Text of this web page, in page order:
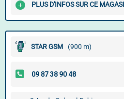
PLUS D'INFOS SUR CE
STAR GSM (900 m)